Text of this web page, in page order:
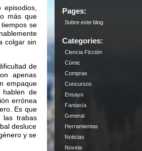
más que
se
colgar sin
de
apenas
empaque
hablen de
errónea
Es que
las trabas
desluce
y se
Pages:
Sobre este blog
Categories:
Ciencia Ficción
Cómic
Compras
Concursos
Ensayo
Fantasía
General
Herramientas
Noticias
Novela